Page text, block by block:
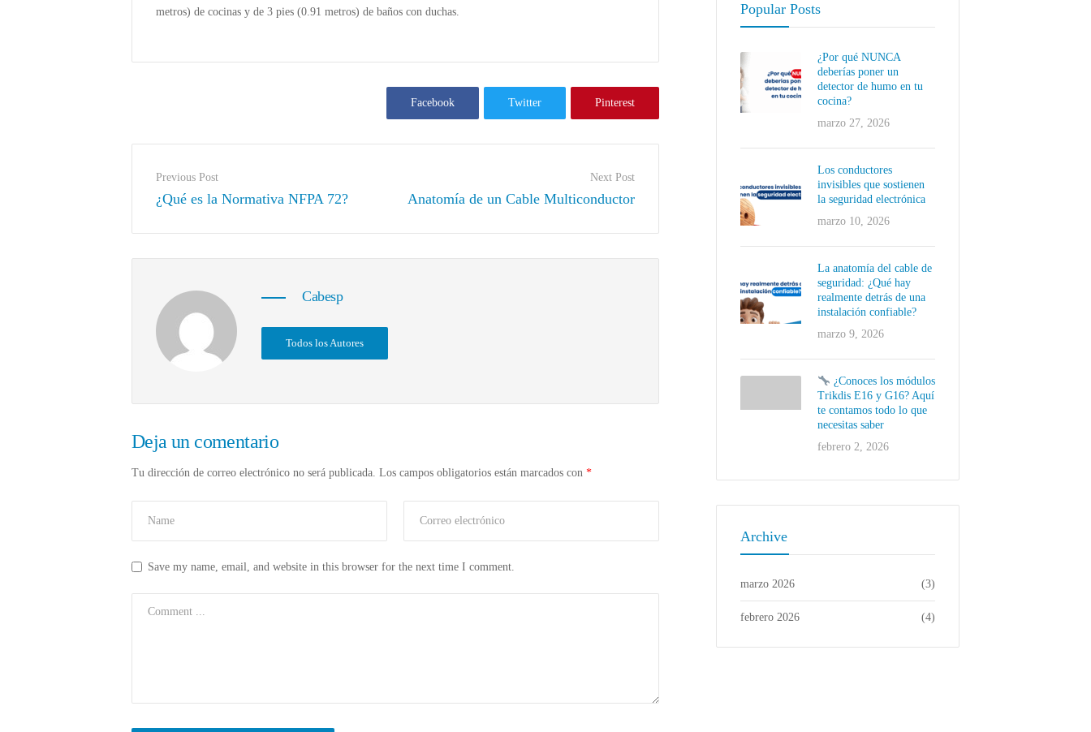
metros) de cocinas y de 3 pies (0.91 metros) de baños con duchas.
Facebook Twitter Pinterest
Previous Post
¿Qué es la Normativa NFPA 72?
Next Post
Anatomía de un Cable Multiconductor
Cabesp
Todos los Autores
Deja un comentario
Tu dirección de correo electrónico no será publicada. Los campos obligatorios están marcados con *
Save my name, email, and website in this browser for the next time I comment.
Popular Posts
¿Por qué NUNCA
deberías poner un
detector de humo en tu
cocina?
marzo 27, 2026
Los conductores
invisibles que sostienen
la seguridad electrónica
marzo 10, 2026
La anatomía del cable de
seguridad: ¿Qué hay
realmente detrás de una
instalación confiable?
marzo 9, 2026
¿Conoces los módulos
Trikdis E16 y G16? Aquí
te contamos todo lo que
necesitas saber
febrero 2, 2026
Archive
marzo 2026 (3)
febrero 2026 (4)